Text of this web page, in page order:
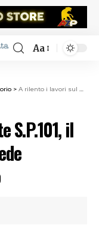
Aa
> A rilento i lavori sul ponte S.P.101, il Sindaco di Latronico chiede l’intervento del Prefetto
S.P.101, il